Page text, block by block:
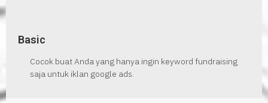
Basic
Cocok buat Anda yang hanya ingin keyword fundraising
saja untuk iklan google ads.